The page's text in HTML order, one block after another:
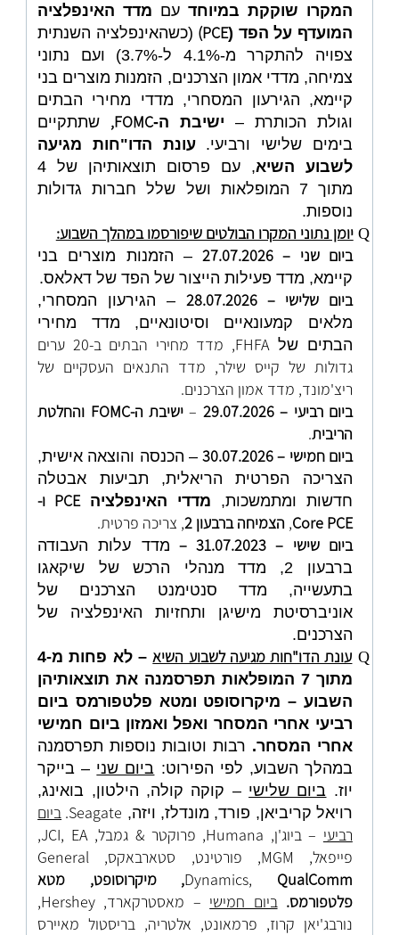
המקרו שוקקת במיוחד עם מדד האינפלציה
המועדף על הפד (PCE
) (כשהאינפלציה השנתית
צפויה להתקרר מ-4.1% ל-3.7%) ועם נתוני
צמיחה, מדדי אמון הצרכנים, הזמנות מוצרים בני
קיימא, הגירעון המסחרי, מדדי מחירי הבתים
וגולת הכותרת – ישיבת ה-FOMC
, שתתקיים
בימים שלישי ורביעי. עונת הדו"חות מגיעה
לשבוע השיא
, עם פרסום תוצאותיהן של 4
מתוך 7 המופלאות ושל שלל חברות גדולות
נוספות.
Q יומן נתוני המקרו הבולטים שיפורסמו במהלך השבוע:
ביום שני – 27.07.2026
– הזמנות מוצרים בני
קיימא, מדד פעילות הייצור של הפד של דאלאס.
ביום שלישי – 28.07.2026
– הגירעון המסחרי,
מלאים קמעונאיים וסיטונאיים, מדד מחירי
הבתים של
FHFA, מדד מחירי הבתים ב-20 ערים
גדולות של קייס שילר, מדד התנאים העסקיים של
ריצ'מונד, מדד אמון הצרכנים.
ביום רביעי – 29.07.2026
–ישיבת ה-FOMC והחלטת
הריבית.
ביום חמישי – 30.07.2026
– הכנסה והוצאה אישית,
הצריכה הפרטית הריאלית, תביעות אבטלה
חדשות ומתמשכות, מדדי האינפלציהPCE ו-
Core PCE
, הצמיחה ברבעון 2 , צריכה פרטית.
ביום שישי – 31.07.2023 –
מדד עלות העבודה
ברבעון 2, מדד מנהלי הרכש של שיקאגו
בתעשייה, מדד סנטימנט הצרכנים של
אוניברסיטת מישיגן ותחזיות האינפלציה של
הצרכנים.
Q עונת הדו"חות מגיעה לשבוע השיא
– לא פחות מ-4
מתוך 7 המופלאות תפרסמנה את תוצאותיהן
השבוע – מיקרוסופט ומטא פלטפורמס ביום
רביעי אחרי המסחר ואפל ואמזון ביום חמישי
אחרי המסחר. רבות וטובות נוספות תפרסמנה
במהלך השבוע, לפי הפירוט: ביום שני – בייקר
יוז. ביום שלישי – קוקה קולה, הילטון, בואינג,
רויאל קריביאן, פורד, מונדלז, ויזה, Seagate. ביום
רביעי
– ביוג'ן, Humana, פרוקטר & גמבל, JCI, EA,
פייפאל, MGM, פורטינט, סטארבאקס, General
Dynamics, QualComm
, מיקרוסופט, מטא
פלטפורמס. ביום חמישי
– מאסטרקארד, Hershey,
נורבג'יאן קרוז, פרמאונט, אלטריה, בריסטול מאיירס